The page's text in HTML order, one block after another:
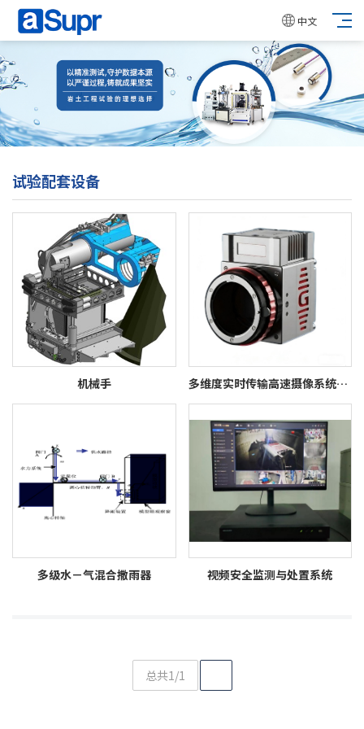
中文
试验配套设备
机械手 多维度实时传输高速摄像系统（DIC）
多级水－气混合撒雨器 视频安全监测与处置系统
总共1/1